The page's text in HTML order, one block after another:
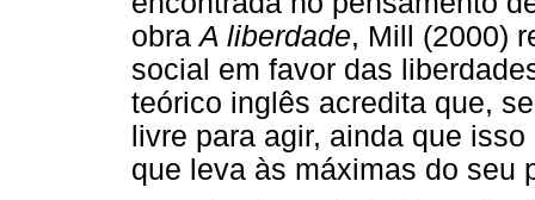
obraA liberdade, Mill (2000)
social em favor das
teórico inglês acredita que,
livre para agir, ainda que
que leva às máximas do seu